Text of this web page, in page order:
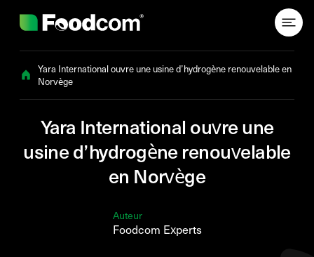
Yara International ouvre une usine d’hydrogène renouvelable en
Norvège
Yara International ouvre une
usine d’hydrogène renouvelable
en Norvège
Auteur
Foodcom Experts